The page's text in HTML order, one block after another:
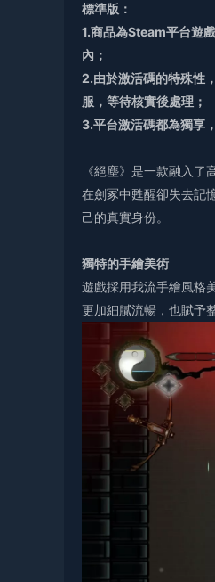
標準版：
1.商品為Steam平台遊
內；
2.由於激活碼的特殊性
服，等待核實後處理；
3.平台激活碼都為獨享
《絕塵》是一款融入了
在劍冢中甦醒卻失去記
己的真實身份。
獨特的手繪美術
遊戲採用我流手繪風格
更加細膩流暢，也賦予